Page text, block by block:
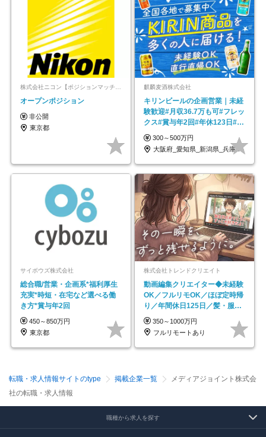
株式会社ニコン【ポジションマッチ登録】
オープンポジション
非公開
東京都
麒麟麦酒株式会社
キリンビールの企画営業｜未経
験歓迎#月収36.7万も可#フレッ
クス#賞与年2回#年休123日#完
全週休2日制
300～500万円
大阪府_愛知県_新潟県_兵庫県_福岡県
サイボウズ株式会社
総合職/営業・企画系*福利厚生
充実*時短・在宅など選べる働
き方*賞与年2回
450～850万円
東京都
株式会社トレンドクリエイト
動画編集クリエイター◆未経験
OK／フルリモOK／ほぼ定時帰
り／年間休日125日／髪・服・
ネイル自由／副業OK
350～1000万円
フルリモートあり
転職・求人情報サイトのtype 掲載企業一覧
メディアジョイント株式会
社の転職・求人情報
職種から求人を探す